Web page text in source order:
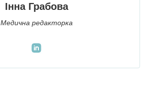
Інна Грабова
Медична редакторка